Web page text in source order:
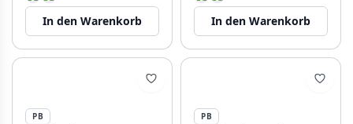
In den Warenkorb In den Warenkorb
PB PB